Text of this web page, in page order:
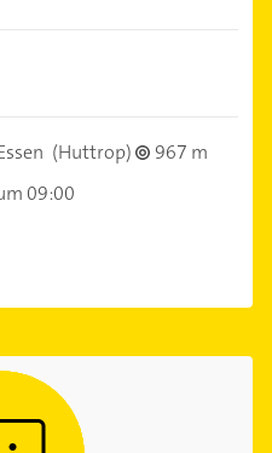
(Huttrop)
967 m
09:00